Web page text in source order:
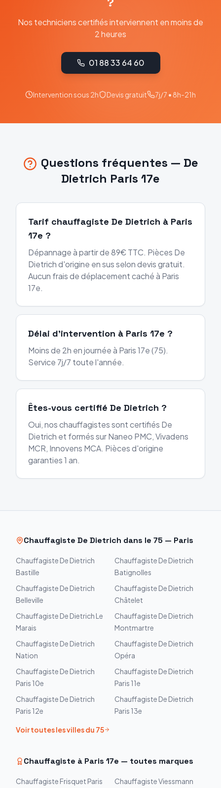
Nos techniciens certifiés interviennent en moins de
2 heures
01 88 33 64 60
Intervention sous 2h Devis gratuit 7j/7 • 8h-21h
Questions fréquentes — De
Dietrich Paris 17e
Tarif chauffagiste De Dietrich à Paris
17e ?
Dépannage à partir de 89€ TTC. Pièces De
Dietrich d'origine en sus selon devis gratuit.
Aucun frais de déplacement caché à Paris
17e.
Délai d'intervention à Paris 17e ?
Moins de 2h en journée à Paris 17e (75).
Service 7j/7 toute l'année.
Êtes-vous certifié De Dietrich ?
Oui, nos chauffagistes sont certifiés De
Dietrich et formés sur Naneo PMC, Vivadens
MCR, Innovens MCA. Pièces d'origine
garanties 1 an.
Chauffagiste De Dietrich dans le 75 — Paris
Chauffagiste De Dietrich
Bastille
Chauffagiste De Dietrich
Batignolles
Chauffagiste De Dietrich
Belleville
Chauffagiste De Dietrich
Châtelet
Chauffagiste De Dietrich Le
Marais
Chauffagiste De Dietrich
Montmartre
Chauffagiste De Dietrich
Nation
Chauffagiste De Dietrich
Opéra
Chauffagiste De Dietrich
Paris 10e
Chauffagiste De Dietrich
Paris 11e
Chauffagiste De Dietrich
Paris 12e
Chauffagiste De Dietrich
Paris 13e
Voir toutes les villes du 75
Chauffagiste à Paris 17e — toutes marques
Chauffagiste Frisquet Paris
ChauffagisteViessmann